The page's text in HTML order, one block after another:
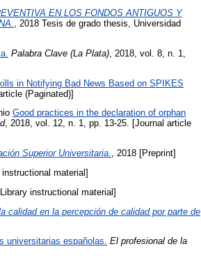
EN LOS FONDOS ANTIGUOS Y
, 2018 Tesis de grado thesis, Universidad
Palabra Clave (La Plata) , 2018, vol. 8, n. 1,
in Notifying Bad News Based on SPIKES
(Paginated)]
Good practices in the declaration of orphan
, 2018, vol. 12, n. 1, pp. 13-25. [Journal article
Superior Universitaria., 2018 [Preprint]
instructional material]
instructional material]
calidad en la percepción de calidad por parte de
universitarias españolas. El profesional de la